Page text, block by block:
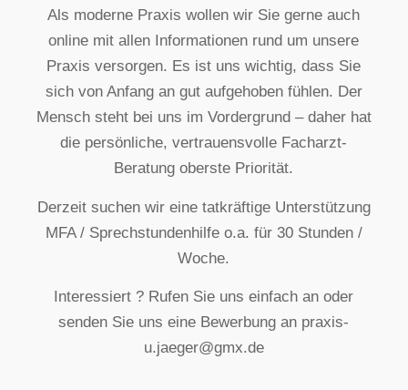
Als moderne Praxis wollen wir Sie gerne auch
online mit allen Informationen rund um unsere
Praxis versorgen. Es ist uns wichtig, dass Sie
sich von Anfang an gut aufgehoben fühlen. Der
Mensch steht bei uns im Vordergrund – daher hat
die persönliche, vertrauensvolle Facharzt-
Beratung oberste Priorität.
Derzeit suchen wir eine tatkräftige Unterstützung
MFA / Sprechstundenhilfe o.a. für 30 Stunden /
Woche.
Interessiert ? Rufen Sie uns einfach an oder
senden Sie uns eine Bewerbung an praxis-
u.jaeger@gmx.de